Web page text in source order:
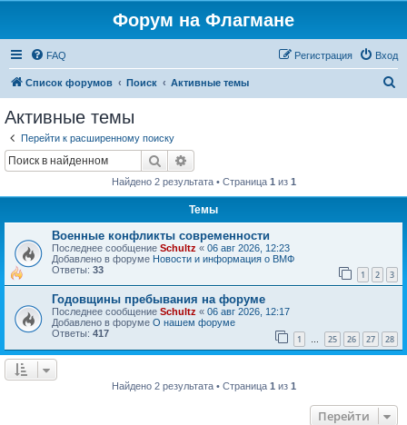
Форум на Флагмане
FAQ Вход
Регистрация
Список форумов Поиск Активные темы
Активные темы
Перейти к расширенному поиску
Поиск
Найдено 2 результата • Страница 1 из 1
Темы
Военные конфликты современности
Последнее сообщение Schultz « 06 авг 2026, 12:23
Добавлено в форуме Новости и информация о ВМФ
Ответы: 33 1 2 3
Годовщины пребывания на форуме
Последнее сообщение Schultz « 06 авг 2026, 12:17
Добавлено в форуме О нашем форуме
Ответы: 417 1 … 25 26 27 28
Найдено 2 результата • Страница 1 из 1
Перейти